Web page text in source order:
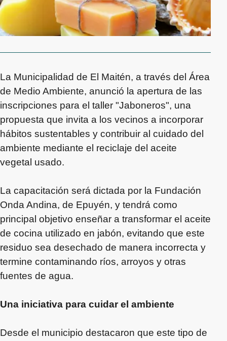
La Municipalidad de El Maitén, a través del Área
de Medio Ambiente, anunció la apertura de las
inscripciones para el taller "Jaboneros", una
propuesta que invita a los vecinos a incorporar
hábitos sustentables y contribuir al cuidado del
ambiente mediante el reciclaje del aceite
vegetal usado.
La capacitación será dictada por la Fundación
Onda Andina, de Epuyén, y tendrá como
principal objetivo enseñar a transformar el aceite
de cocina utilizado en jabón, evitando que este
residuo sea desechado de manera incorrecta y
termine contaminando ríos, arroyos y otras
fuentes de agua.
Una iniciativa para cuidar el ambiente
Desde el municipio destacaron que este tipo de